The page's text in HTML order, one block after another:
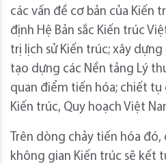
các vấn đề cơ bản của Kiến
định Hệ Bản sắc Kiến trúc
trị lịch sử Kiến trúc; xây
tạo dựng các Nền tảng Lý
quan điểm tiến hóa; chiết tụ
Kiến trúc, Quy hoạch Việt
Trên dòng chảy tiến hóa
không gian Kiến trúc sẽ kết